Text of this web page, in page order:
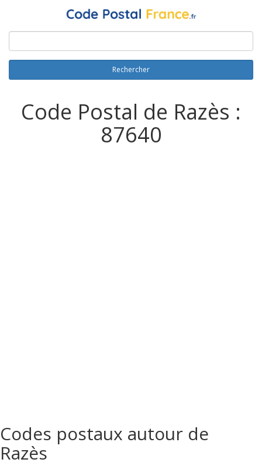
Rechercher
Code Postal de Razès :
87640
Codes postaux autour de
Razès